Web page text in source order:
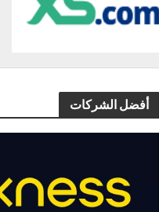
أفضل الشركات